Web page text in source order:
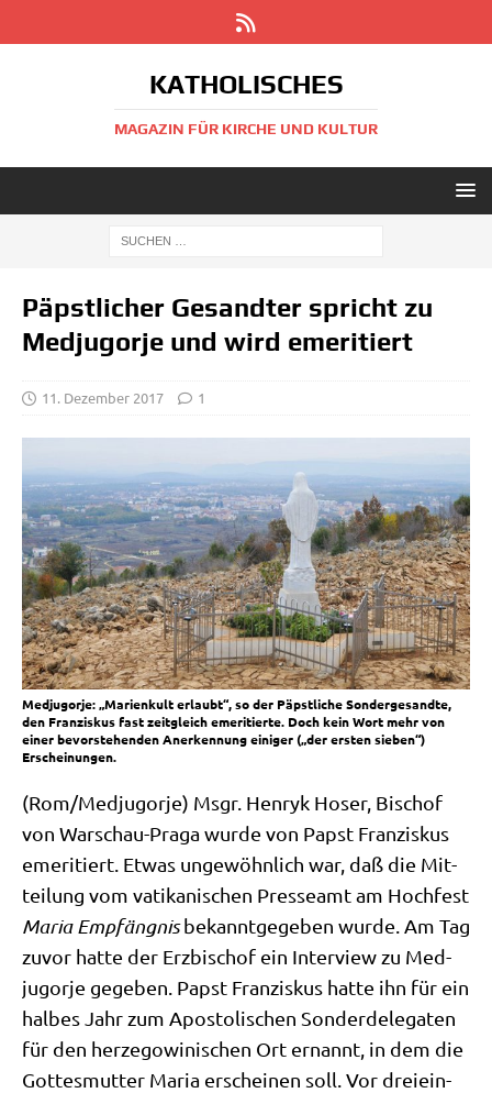
KATHOLISCHES
MAGAZIN FÜR KIRCHE UND KULTUR
Päpstlicher Gesandter spricht zu
Medjugorje und wird emeritiert
11. Dezember 2017 1
Medjugorje: „Marienkult erlaubt“, so der Päpstliche Sondergesandte,
den Franziskus fast zeitgleich emeritierte. Doch kein Wort mehr von
einer bevorstehenden Anerkennung einiger („der ersten sieben“)
Erscheinungen.
(Rom/​Medjugorje) Msgr. Hen­ryk Hoser, Bischof
von War­schau-Pra­ga wur­de von Papst Fran­zis­kus
eme­ri­tiert. Etwas unge­wöhn­lich war, daß die Mit­
tei­lung vom vati­ka­ni­schen Pres­se­amt am Hoch­fest
Maria Emp­fäng­nisbekannt­ge­ge­ben wur­de. Am Tag
zuvor hat­te der Erz­bi­schof ein Inter­view zu Med­
jug­or­je gege­ben. Papst Fran­zis­kus hat­te ihn für ein
hal­bes Jahr zum Apo­sto­li­schen Son­der­de­le­ga­ten
für den her­ze­go­wi­ni­schen Ort ernannt, in dem die
Got­tes­mut­ter Maria erschei­nen soll. Vor drei­ein­